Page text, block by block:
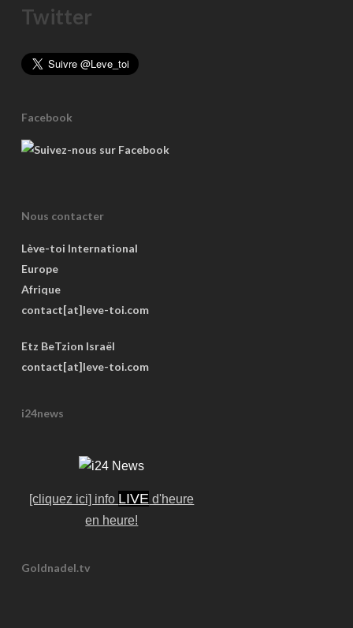
Twitter
Facebook
Nous contacter
Lève-toi International
Europe
Afrique
contact[at]leve-toi.com
Etz BeTzion Israël
contact[at]leve-toi.com
i24news
[cliquez ici] info LIVE d'heure
en heure!
Goldnadel.tv